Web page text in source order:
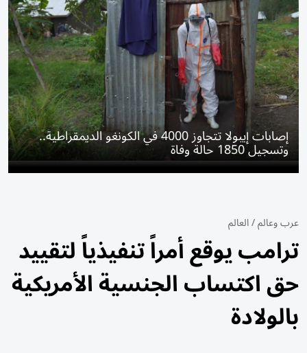
إصابات إيبولا تتجاوز 4000 في الكونغو الديمقراطية..
وتسجيل 1850 حالة وفاة
عرب وعالم/العالم
ترامب يوقع أمراً تنفيذياً لتقييد
حق اكتساب الجنسية الأمريكية
بالولادة